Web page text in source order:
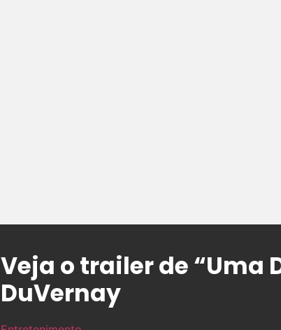
Veja o trailer de “Uma
DuVernay